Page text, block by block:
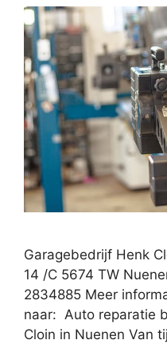
Garagebedrijf Henk
14 /C 5674 TW
2834885 Meer
naar: Auto reparatie
Cloin in Nuenen Van